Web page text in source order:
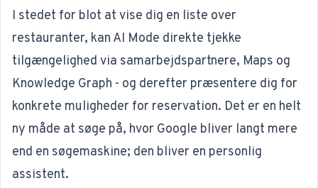
I stedet for blot at vise dig en liste over
restauranter, kan AI Mode direkte tjekke
tilgængelighed via samarbejdspartnere, Maps og
Knowledge Graph - og derefter præsentere dig for
konkrete muligheder for reservation. Det er en helt
ny måde at søge på, hvor Google bliver langt mere
end en søgemaskine; den bliver en personlig
assistent.